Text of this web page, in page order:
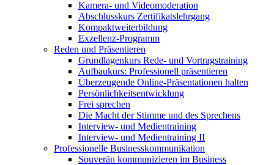
Kamera- und Videomoderation
Abschlusskurs Zertifikatslehrgang
Kompaktweiterbildung
Exzellenz-Programm
Reden und Präsentieren
Grundlagenkurs Rede- und Vortragstraining
Aufbaukurs: Professionell präsentieren
Überzeugende Online-Präsentationen halten
Persönlichkeitsentwicklung
Frei sprechen
Die Macht der Stimme und des Sprechens
Interview- und Medientraining
Interview- und Medientraining II
Professionelle Businesskommunikation
Souverän kommunizieren im Business